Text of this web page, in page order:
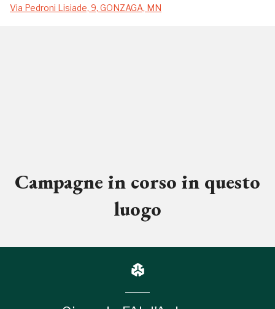
Via Pedroni Lisiade, 9, GONZAGA, MN
Campagne in corso in questo
luogo